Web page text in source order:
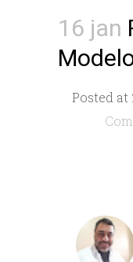
16 jan
Posted at